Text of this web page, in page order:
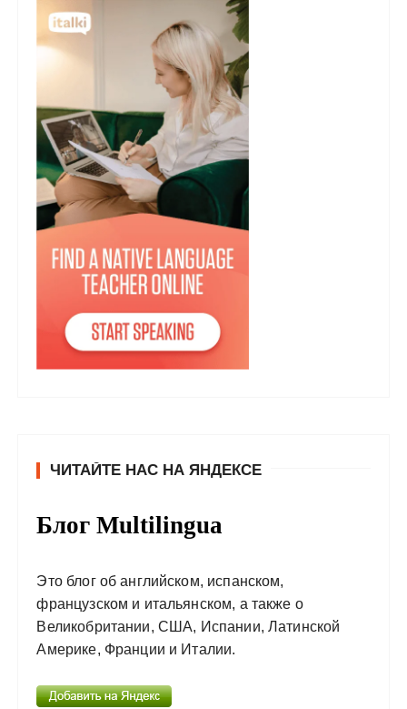
ЧИТАЙТЕ НАС НА ЯНДЕКСЕ
Блог Multilingua
Это блог об английском, испанском,
французском и итальянском, а также о
Великобритании, США, Испании, Латинской
Америке, Франции и Италии.